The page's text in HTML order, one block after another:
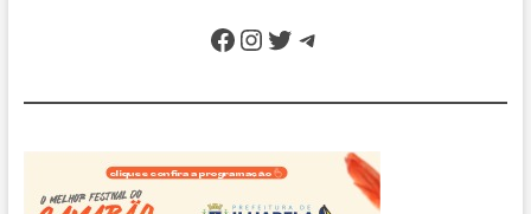
Facebook
Instagram
Twitter
Telegram